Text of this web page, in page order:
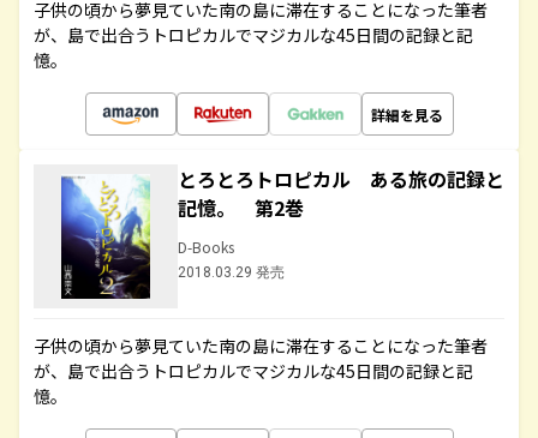
子供の頃から夢見ていた南の島に滞在することになった筆者
が、島で出合うトロピカルでマジカルな45日間の記録と記
憶。
詳細を見る
とろとろトロピカル ある旅の記録と
記憶。 第2巻
D-Books
2018.03.29 発売
子供の頃から夢見ていた南の島に滞在することになった筆者
が、島で出合うトロピカルでマジカルな45日間の記録と記
憶。